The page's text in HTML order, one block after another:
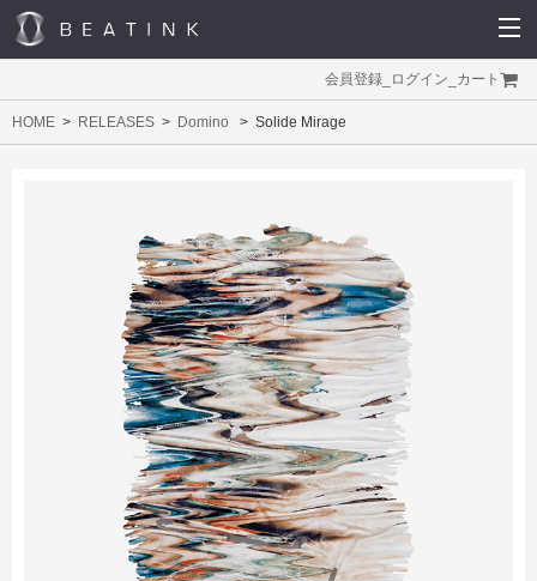
会員登録 ログイン カート
HOME RELEASES Domino Solide Mirage